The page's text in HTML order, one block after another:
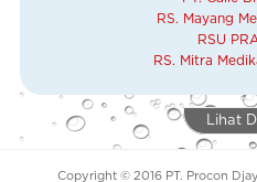
RS. Mayang
RSU
RS. Mitra
Lihat
Copyright © 2016 PT. Procon